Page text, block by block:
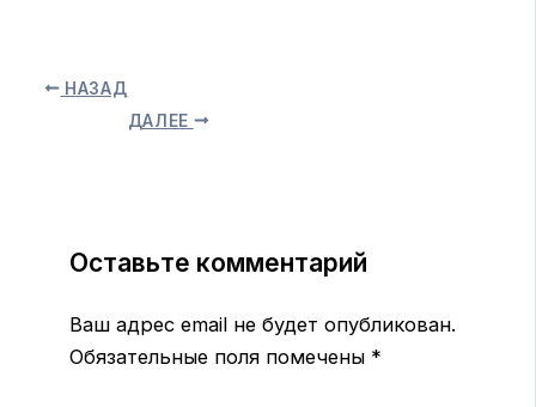
НАЗАД
ДАЛЕЕ
Оставьте комментарий
Ваш адрес email не будет опубликован.
Обязательные поля помечены *